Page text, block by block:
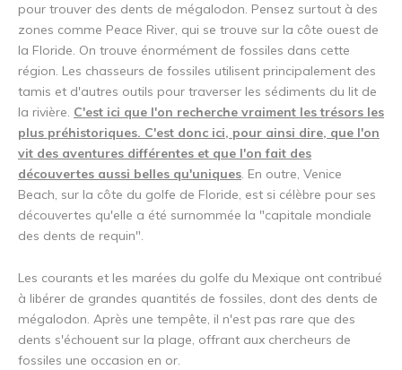
pour trouver des dents de mégalodon. Pensez surtout à des
zones comme Peace River, qui se trouve sur la côte ouest de
la Floride. On trouve énormément de fossiles dans cette
région. Les chasseurs de fossiles utilisent principalement des
tamis et d'autres outils pour traverser les sédiments du lit de
la rivière. C'est ici que l'on recherche vraiment les trésors les
plus préhistoriques. C'est donc ici, pour ainsi dire, que l'on
vit des aventures différentes et que l'on fait des
découvertes aussi belles qu'uniques. En outre, Venice
Beach, sur la côte du golfe de Floride, est si célèbre pour ses
découvertes qu'elle a été surnommée la "capitale mondiale
des dents de requin".
Les courants et les marées du golfe du Mexique ont contribué
à libérer de grandes quantités de fossiles, dont des dents de
mégalodon. Après une tempête, il n'est pas rare que des
dents s'échouent sur la plage, offrant aux chercheurs de
fossiles une occasion en or.